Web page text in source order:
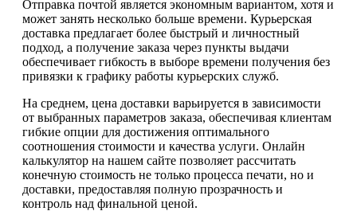
Отправка почтой является экономным вариантом, хотя и
может занять несколько больше времени. Курьерская
доставка предлагает более быстрый и личностный
подход, а получение заказа через пункты выдачи
обеспечивает гибкость в выборе времени получения без
привязки к графику работы курьерских служб.
На среднем, цена доставки варьируется в зависимости
от выбранных параметров заказа, обеспечивая клиентам
гибкие опции для достижения оптимального
соотношения стоимости и качества услуги. Онлайн
калькулятор на нашем сайте позволяет рассчитать
конечную стоимость не только процесса печати, но и
доставки, предоставляя полную прозрачность и
контроль над финальной ценой.